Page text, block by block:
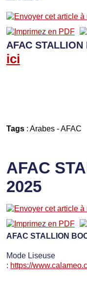
AFAC
ici
Tags: Arabes-AFAC
AFAC
2025
AFAC STALLION
Mode Liseuse
: https://